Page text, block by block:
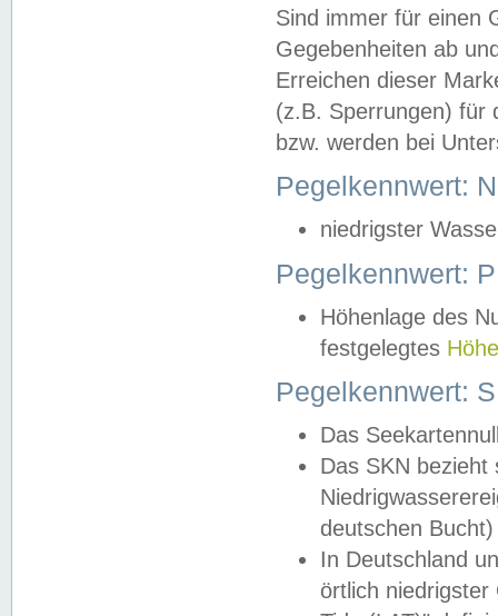
Sind immer für einen
Gegebenheiten ab
Erreichen dieser
(z.B. Sperrungen) für
bzw. werden bei
Pegelkennwert:
niedrigster
Pegelkennwert:
Höhenlage des
festgelegtes
Pegelkennwert:
Das
Das SKN
deutschen
In Deutschland
örtlich